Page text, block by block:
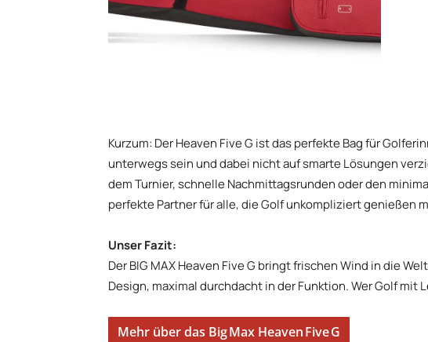
Kurzum: Der Heaven Five G ist das perfekte Bag für
unterwegs sein und dabei nicht auf smarte Lösungen
dem Turnier, schnelle Nachmittagsrunden oder den
perfekte Partner für alle, die Golf unkompliziert genießen
Unser Fazit:
Der BIG MAX Heaven Five G bringt frischen Wind in die
Design, maximal durchdacht in der Funktion. Wer Golf
Mehr über das Big Max Heaven Five G